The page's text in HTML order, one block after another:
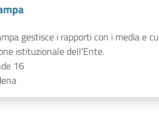
gestisce i rapporti con i media e
istituzionale dell'Ente.
16